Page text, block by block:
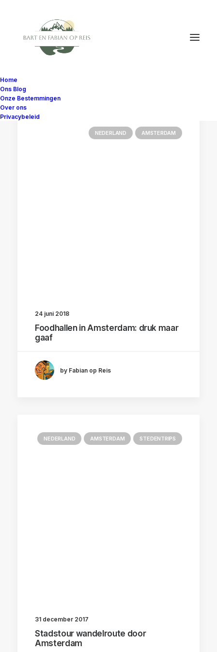
Home
Ons Blog
Onze Bestemmingen
Over ons
Privacybeleid
NEDERLAND AMSTERDAM
24 juni 2018
Foodhallen in Amsterdam: druk maar
gaaf
by Fabian op Reis
NEDERLAND AMSTERDAM STEDENTRIPS
31 december 2017
Stadstour wandelroute door
Amsterdam